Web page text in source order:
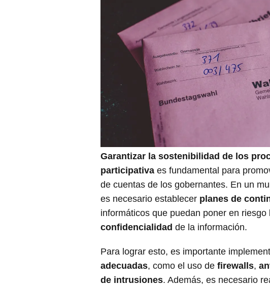
Garantizar la sostenibilidad de los
participativa es fundamental para
de cuentas de los gobernantes. En un
es necesario establecer planes de
informáticos que puedan poner en riesgo
confidencialidad de la información.
Para lograr esto, es importante
adecuadas, como el uso de firewalls,
de intrusiones. Además, es necesario